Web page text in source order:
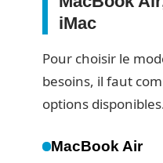
iMac
Pour choisir le
besoins, il faut
options
MacBook Air